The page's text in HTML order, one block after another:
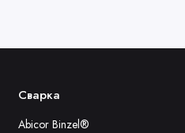
Сварка
Abicor Binzel®